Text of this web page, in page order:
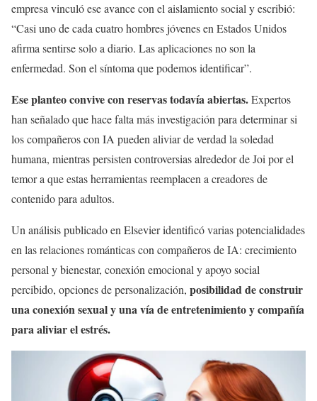
empresa vinculó ese avance con el aislamiento social y escribió:
“Casi uno de cada cuatro hombres jóvenes en Estados Unidos
afirma sentirse solo a diario. Las aplicaciones no son la
enfermedad. Son el síntoma que podemos identificar”.
Ese planteo convive con reservas todavía abiertas.Expertos
han señalado que hace falta más investigación para determinar si
los compañeros con IA pueden aliviar de verdad la soledad
humana, mientras persisten controversias alrededor de Joi por el
temor a que estas herramientas reemplacen a creadores de
contenido para adultos.
Un análisis publicado en Elsevier identificó varias potencialidades
en las relaciones románticas con compañeros de IA: crecimiento
personal y bienestar, conexión emocional y apoyo social
percibido, opciones de personalización, posibilidad de construir
una conexión sexual y una vía de entretenimiento y compañía
para aliviar el estrés.